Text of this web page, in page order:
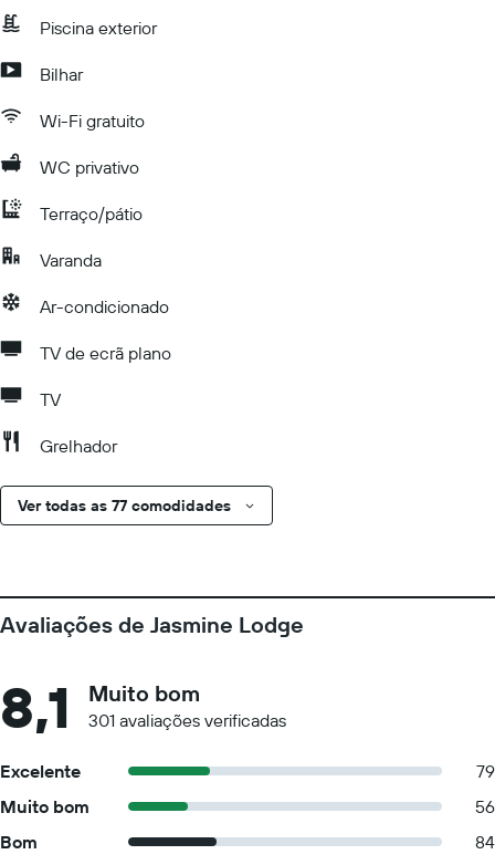
Piscina exterior
Bilhar
Wi-Fi gratuito
WC privativo
Terraço/pátio
Varanda
Ar-condicionado
TV de ecrã plano
TV
Grelhador
Ver todas as 77 comodidades
Avaliações de Jasmine Lodge
8,1 Muito bom
301 avaliações verificadas
Excelente
79
Muito bom
56
Bom
84